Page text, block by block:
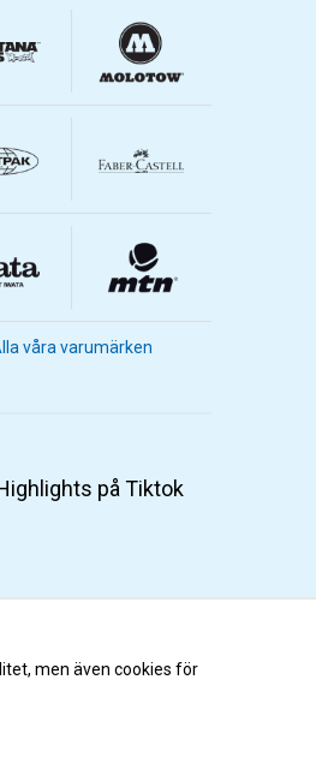
våra varumärken
på Tiktok
men även cookies för